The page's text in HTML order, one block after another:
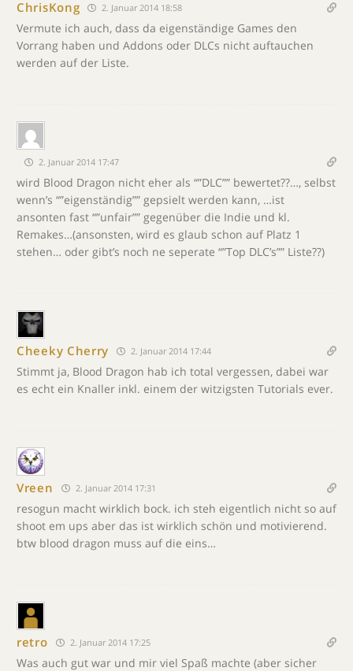
ChrisKong 2. Januar 2014 18:58
Vermute ich auch, dass da eigenständige Games den
Vorrang haben und Addons oder DLCs nicht auftauchen
werden auf der Liste.
2. Januar 2014 17:47
wird Blood Dragon nicht eher als “”DLC”” bewertet??…, selbst
wenn’s “”eigenständig”” gepsielt werden kann, …ist
ansonten fast “”unfair”” gegenüber die Indie und kl.
Remakes…(ansonsten, wird es glaub schon auf Platz 1
stehen… oder gibt’s noch ne seperate “”Top DLC’s”” Liste??)
Cheeky Cherry 2. Januar 2014 17:44
Stimmt ja, Blood Dragon hab ich total vergessen, dabei war
es echt ein Knaller inkl. einem der witzigsten Tutorials ever.
Vreen 2. Januar 2014 17:31
resogun macht wirklich bock. ich steh eigentlich nicht so auf
shoot em ups aber das ist wirklich schön und motivierend.
btw blood dragon muss auf die eins…
retro 2. Januar 2014 17:25
Was auch gut war und mir viel Spaß machte (aber sicher